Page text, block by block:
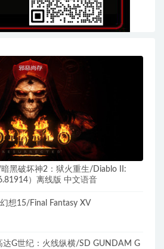
黑破坏神2：狱火重生/Diablo II:
）离线版 中文语音
想15/Final Fantasy XV
达G世纪：火线纵横/SD GUNDAM G